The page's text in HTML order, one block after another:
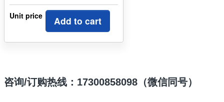
Unit price Add to cart
咨询/订购热线：17300858098（微信同号）